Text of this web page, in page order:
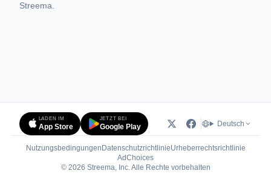
Streema.
LADEN IM
App Store
JETZT BEI
Google Play Deutsch
Nutzungsbedingungen DatenschutzrichtlinieUrheberrechtsrichtlinie
AdChoices(öffnet in neuem Tab)
© 2026 Streema, Inc. Alle Rechte vorbehalten